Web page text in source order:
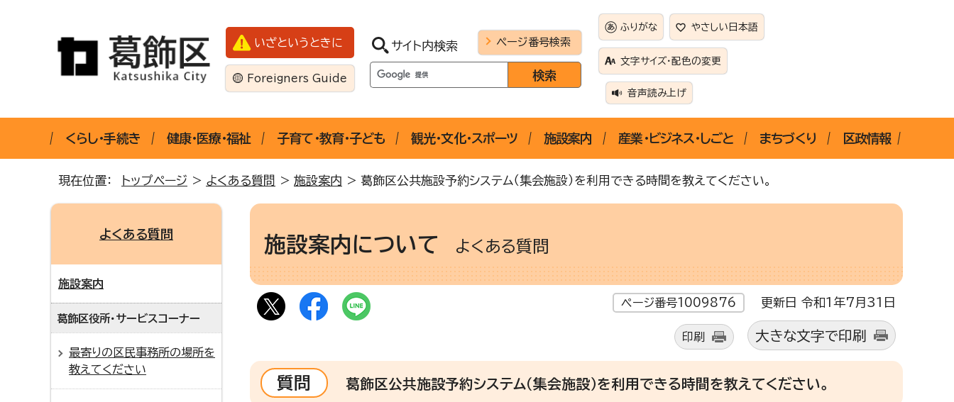
いざというときに
Foreigners Guide
サイト内検索 ページ番号検索
ふりがな やさしい日本語
文字サイズ・配色の変更
音声読み上げ
くらし・手続き 健康・医療・福祉 子育て・教育・子ども 観光・文化・スポーツ 施設案内 産業・ビジネス・しごと まちづくり 区政情報
現在位置： トップページ > よくある質問 > 施設案内 > 葛飾区公共施設予約システム（集会施設）を利用できる時間を教えてください。
施設案内について よくある質問
ページ番号1009876 更新日 令和1年7月31日
印刷 大きな文字で印刷
質問 葛飾区公共施設予約システム（集会施設）を利用できる時間を教えてください。
よくある質問
施設案内
葛飾区役所・サービスコーナー
最寄りの区民事務所の場所を
教えてください